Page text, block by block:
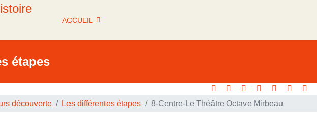
ACCUEIL
étapes
découverte Les différentes étapes 8-Centre-Le Théâtre Octave Mirbeau